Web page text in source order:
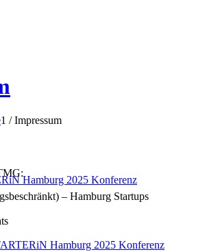
Hamburg 2025 Konferenz
Hamburg 2025 Konferenz
1 / Impressum
– Hamburg Startups